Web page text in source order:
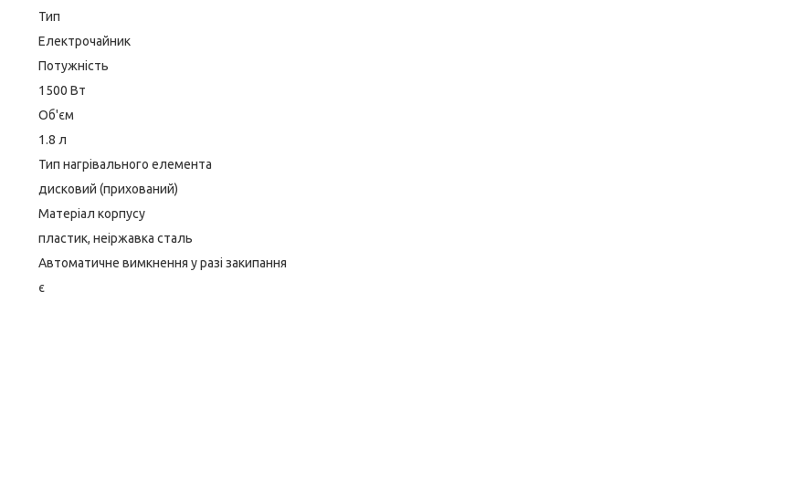
Тип
Електрочайник
Потужність
1500 Вт
Об'єм
1.8 л
Тип нагрівального елемента
дисковий (прихований)
Матеріал корпусу
пластик, неіржавка сталь
Автоматичне вимкнення у разі закипання
є